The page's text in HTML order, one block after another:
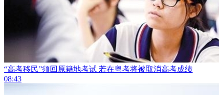
“高考移民”须回原籍地考试 若在粤考将被取消高考成绩
08:43